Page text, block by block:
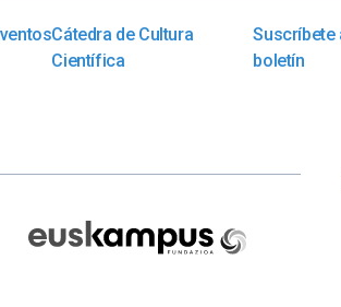
Cátedra de Cultura
Científica
Suscríbete
boletín
Fundazioa